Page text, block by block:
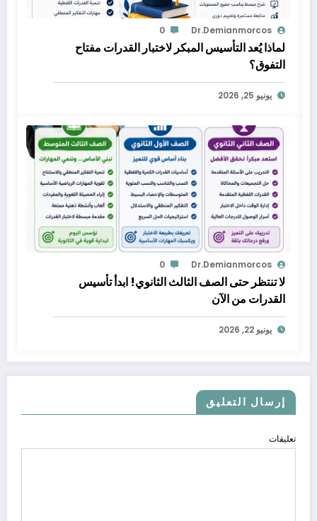
Dr.demianmorcos
0
لماذا يُعد التأسيس المبكر لاختبار القدرات مفتاح
التفوق؟
يونيو 25, 2026
Dr.demianmorcos
0
لا تنتظر حتى الصف الثالث الثانوي! ابدأ تأسيس
القدرات من الآن
يونيو 22, 2026
إرسال التعليق
تعليقات